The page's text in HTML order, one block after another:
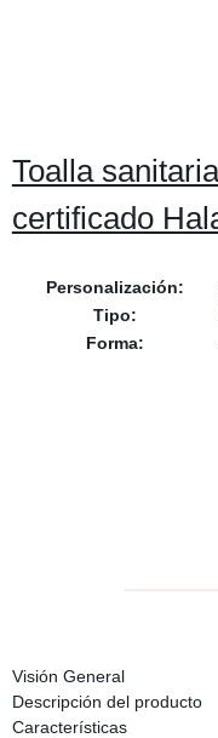
Toalla
certificado
Personalización:
Tipo:
Forma:
Visión General
Descripción del producto
Características